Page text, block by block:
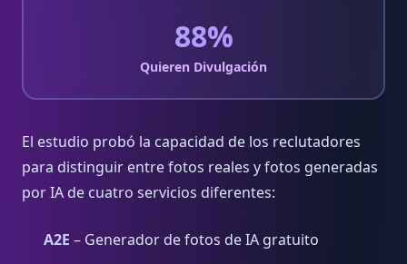
88%
Quieren Divulgación
El estudio probó la capacidad de los reclutadores
para distinguir entre fotos reales y fotos generadas
por IA de cuatro servicios diferentes:
A2E – Generador de fotos de IA gratuito